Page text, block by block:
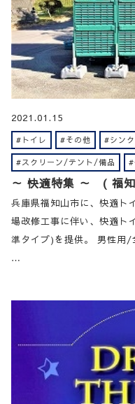
2021.01.15
#トイレ #その他 #シン
#スクリーン/テント/備品 #
～ 快適特集 ～ ( 福
兵庫県福知山市に、快適
場改修工事に伴い、快適
準タイプ)を提供。 男性用/
…